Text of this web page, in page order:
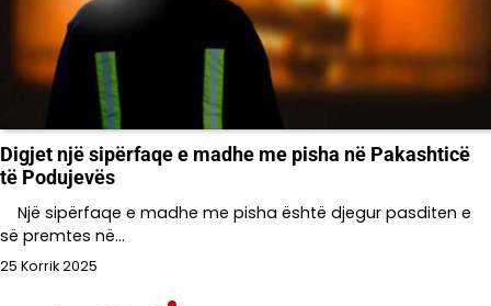
Digjet një sipërfaqe e madhe me pisha në Pakashticë
të Podujevës
Një sipërfaqe e madhe me pisha është djegur pasditen e
së premtes në…
25 Korrik 2025